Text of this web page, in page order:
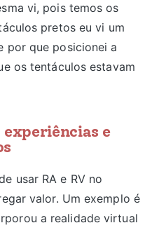
vi, pois temos os
pretos eu vi um
por que posicionei a
os tentáculos estavam
e
usar RA e RV no
valor. Um exemplo é
a realidade virtual